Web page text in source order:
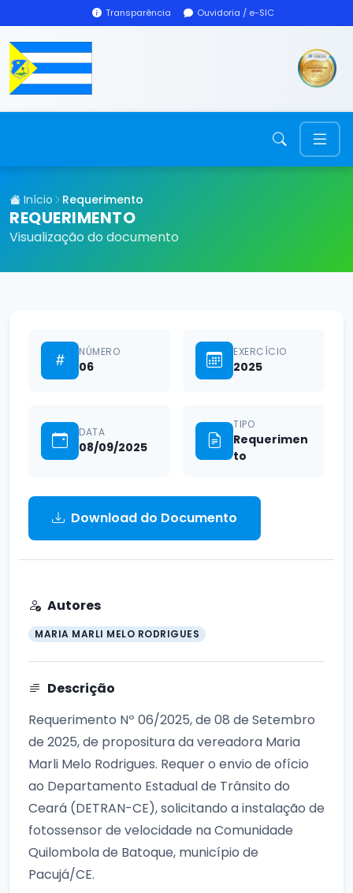
Transparência Ouvidoria / e-SIC
Início Requerimento
REQUERIMENTO
Visualização do documento
NÚMERO
06
EXERCÍCIO
2025
DATA
08/09/2025
TIPO
Requerimen
to
Download do Documento
Autores
MARIA MARLI MELO RODRIGUES
Descrição
Requerimento Nº 06/2025, de 08 de Setembro
de 2025, de propositura da vereadora Maria
Marli Melo Rodrigues. Requer o envio de ofício
ao Departamento Estadual de Trânsito do
Ceará (DETRAN-CE), solicitando a instalação de
fotossensor de velocidade na Comunidade
Quilombola de Batoque, município de
Pacujá/CE.